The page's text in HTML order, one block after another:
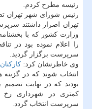
رئیسه مطرح كردم.
رئیس شورای شهر تهران
تهران اصرار داشتند
وزارت كشور كه با
را اعلام نموده بود در
سرپرست برگزار گردید.
وی خاطرنشان كرد: كاركنان
انتخاب شوند كه در
بودند كه در نهایت
كمتری در شهرداری
سرپرست انتخاب گردد.